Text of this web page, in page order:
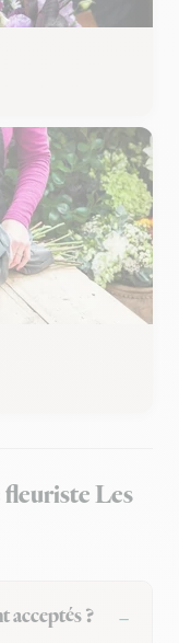
Les
acceptés ?